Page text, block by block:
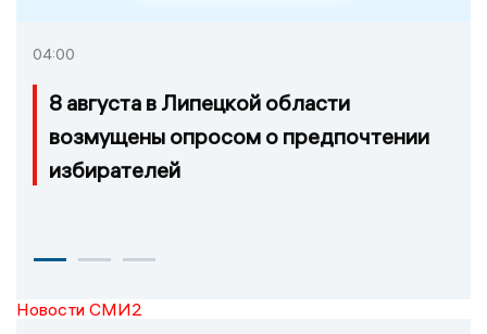
04:00
8 августа в Липецкой области
возмущены опросом о предпочтении
избирателей
Новости СМИ2